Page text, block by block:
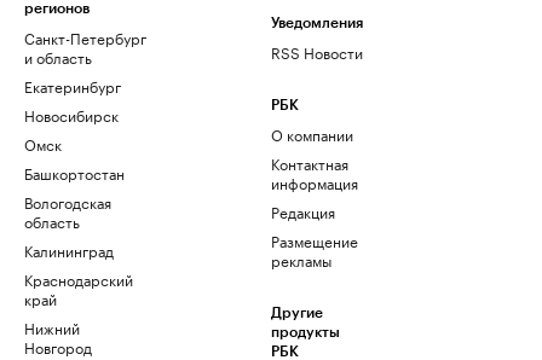
регионов
Санкт-Петербург
и область
Екатеринбург
Новосибирск
Омск
Башкортостан
Вологодская
область
Калининград
Краснодарский
край
Нижний
Новгород
Уведомления
RSS Новости
РБК
О компании
Контактная
информация
Редакция
Размещение
рекламы
Другие
продукты
РБК